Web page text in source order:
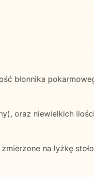
błonnika
oraz niewielkich
na łyżkę